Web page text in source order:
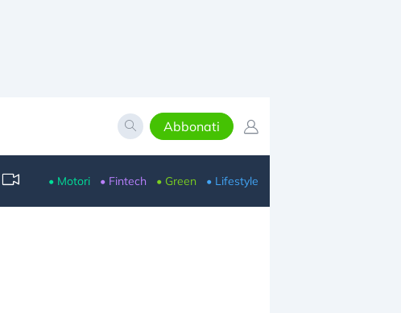
Abbonati
• Motori • Fintech • Green • Lifestyle